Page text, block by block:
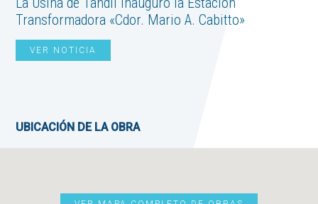
Transformadora «Cdor. Mario A. Cabitto»
VER NOTICIA
UBICACIÓN DE LA OBRA